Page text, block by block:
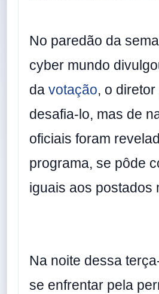
No paredão da
cyber mundo
da votação, o
desafia-lo, mas de
oficiais foram
programa, se pôde
iguais aos postados
Na noite dessa
se enfrentar pela